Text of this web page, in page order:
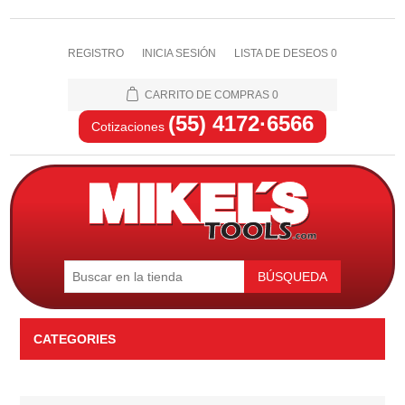
REGISTRO INICIA SESIÓN LISTA DE DESEOS 0
CARRITO DE COMPRAS 0
Cotizaciones (55) 4172·6566
BÚSQUEDA
CATEGORIES